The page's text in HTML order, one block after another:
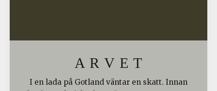
A R V E T
I en lada på Gotland väntar en skatt. Innan